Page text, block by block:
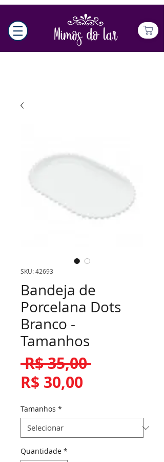
SKU: 42693
Bandeja de
Porcelana Dots
Branco -
Tamanhos
R$ 35,00 Preço
R$ 30,00
Tamanhos *
Quantidade *